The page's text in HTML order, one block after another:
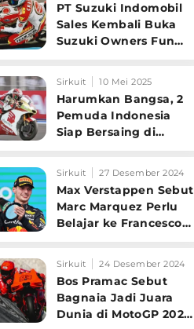
PT Suzuki Indomobil
Sales Kembali Buka
Suzuki Owners Fun
Sirkuit 10 Mei 2025
Harumkan Bangsa, 2
Pemuda Indonesia
Siap Bersaing di
Championship Eropa
Sirkuit 27 Desember 2024
Max Verstappen Sebut
Marc Marquez Perlu
Belajar ke Francesco
Sirkuit 24 Desember 2024
Bos Pramac Sebut
Bagnaia Jadi Juara
Dunia di MotoGP 2025